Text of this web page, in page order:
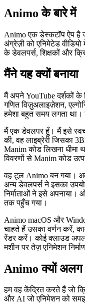
Animo के बारे में
Animo एक डेस्कटॉप ऐप
अंग्रेज़ी को एनिमेटेड
के डेवलपर्स, शिक्षकों और
मैंने यह क्यों बनाया
मैं अपने YouTube दर्शकों के
गणित विज़ुअलाइज़ेशन,
हमेशा बहुत समय लगता था।
मैं एक डेवलपर हूँ। मैं इसे
की, वह लाइब्रेरी जिसका
Manim कोड लिखना धीमा
विवरणों से Manim कोड
वह टूल Animo बन गया।
अन्य डेवलपर्स ने इसका
निर्माताओं ने इसे अपनाया।
तक पहुँच गया।
Animo macOS और
चाहते हैं उसका वर्णन करें,
रेंडर करें। कोई क्लाउड
मशीन पर तेज़ एनिमेशन
Animo क्यों अलग
हम वह केंद्रित करते हैं जो
और AI जो एनिमेशन को